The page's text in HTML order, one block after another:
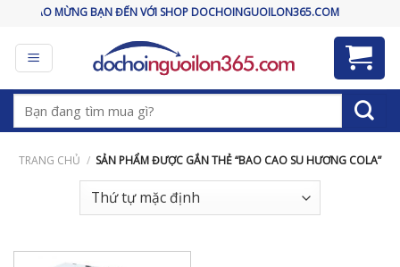
content
CHÀO MỪNG BẠN ĐẾN VỚI SHOP DOCHOINGUOILON365.COM
Tìm
kiếm:
TRANG CHỦ / SẢN PHẨM ĐƯỢC GẮN THẺ “BAO CAO SU HƯƠNG COLA”